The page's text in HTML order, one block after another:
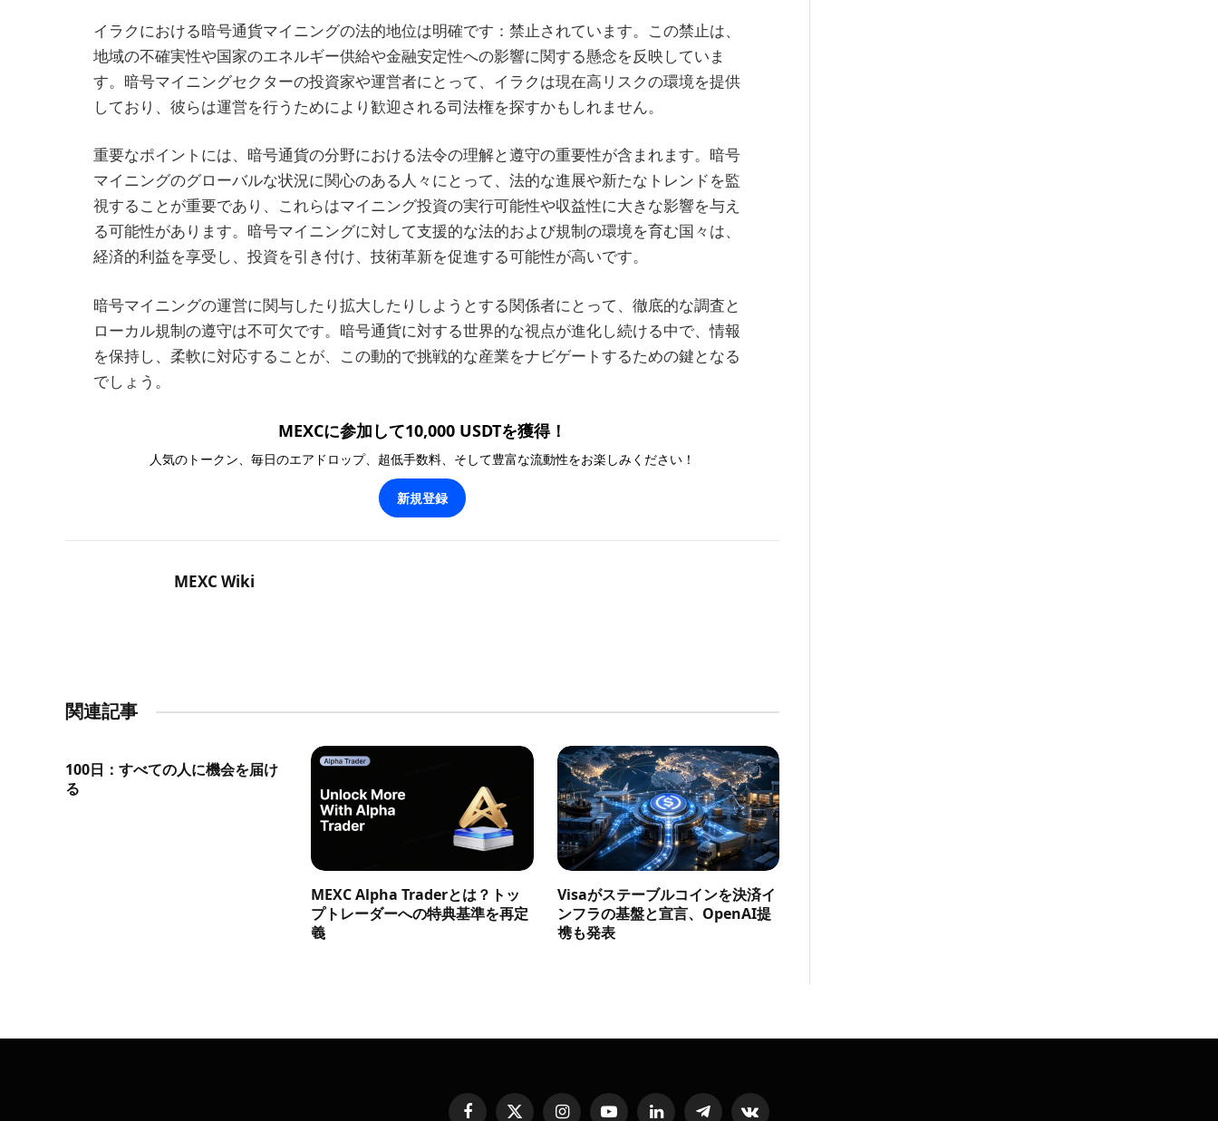
イラクにおける暗号通貨マイニングの法的地位は明確です：禁止されています。この禁止は、
地域の不確実性や国家のエネルギー供給や金融安定性への影響に関する懸念を反映していま
す。暗号マイニングセクターの投資家や運営者にとって、イラクは現在高リスクの環境を提供
しており、彼らは運営を行うためにより歓迎される司法権を探すかもしれません。
重要なポイントには、暗号通貨の分野における法令の理解と遵守の重要性が含まれます。暗号
マイニングのグローバルな状況に関心のある人々にとって、法的な進展や新たなトレンドを監
視することが重要であり、これらはマイニング投資の実行可能性や収益性に大きな影響を与え
る可能性があります。暗号マイニングに対して支援的な法的および規制の環境を育む国々は、
経済的利益を享受し、投資を引き付け、技術革新を促進する可能性が高いです。
暗号マイニングの運営に関与したり拡大したりしようとする関係者にとって、徹底的な調査と
ローカル規制の遵守は不可欠です。暗号通貨に対する世界的な視点が進化し続ける中で、情報
を保持し、柔軟に対応することが、この動的で挑戦的な産業をナビゲートするための鍵となる
でしょう。
MEXCに参加して10,000 USDTを獲得！
人気のトークン、毎日のエアドロップ、超低手数料、そして豊富な流動性をお楽しみください！
新規登録
MEXC Wiki
関連記事
100日：すべての人に機会を届け
る
MEXC Alpha Traderとは？トッ
プトレーダーへの特典基準を再定
義
Visaがステーブルコインを決済イ
ンフラの基盤と宣言、OpenAI提
携も発表